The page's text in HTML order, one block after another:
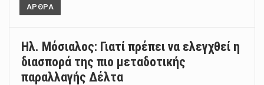
ΑΡΘΡΑ
Ηλ. Μόσιαλος: Γιατί πρέπει να ελεγχθεί η
διασπορά της πιο μεταδοτικής
παραλλαγής Δέλτα